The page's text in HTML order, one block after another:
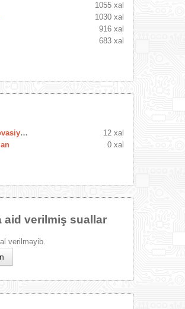
1055 xal
1030 xal
916 xal
683 xal
ASAN xidmet Innovasiya Mərkəzi
12 xal
0 xal
aid verilmiş suallar
verilməyib.